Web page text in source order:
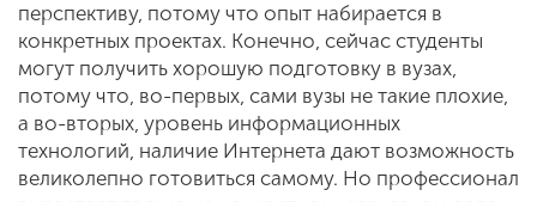
перспективу, потому что опыт набирается в
конкретных проектах. Конечно, сейчас студенты
могут получить хорошую подготовку в вузах,
потому что, во-первых, сами вузы не такие плохие,
а во-вторых, уровень информационных
технологий, наличие Интернета дают возможность
великолепно готовиться самому. Но профессионал